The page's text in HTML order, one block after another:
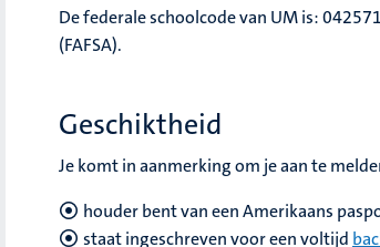
De federale schoolcode van UM is:
(FAFSA).
Geschiktheid
Je komt in aanmerking om je aan te
houder bent van een Amerikaans
staat ingeschreven voor een voltijd